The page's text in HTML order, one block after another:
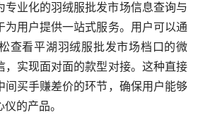
专业化的羽绒服批发市场信息查询与
为用户提供一站式服务。用户可以通
查看平湖羽绒服批发市场档口的微
，实现面对面的款型对接。这种直接
间买手赚差价的环节，确保用户能够
的产品。